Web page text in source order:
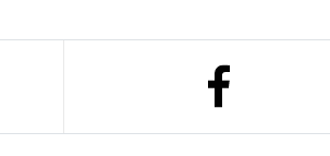
link to facebook